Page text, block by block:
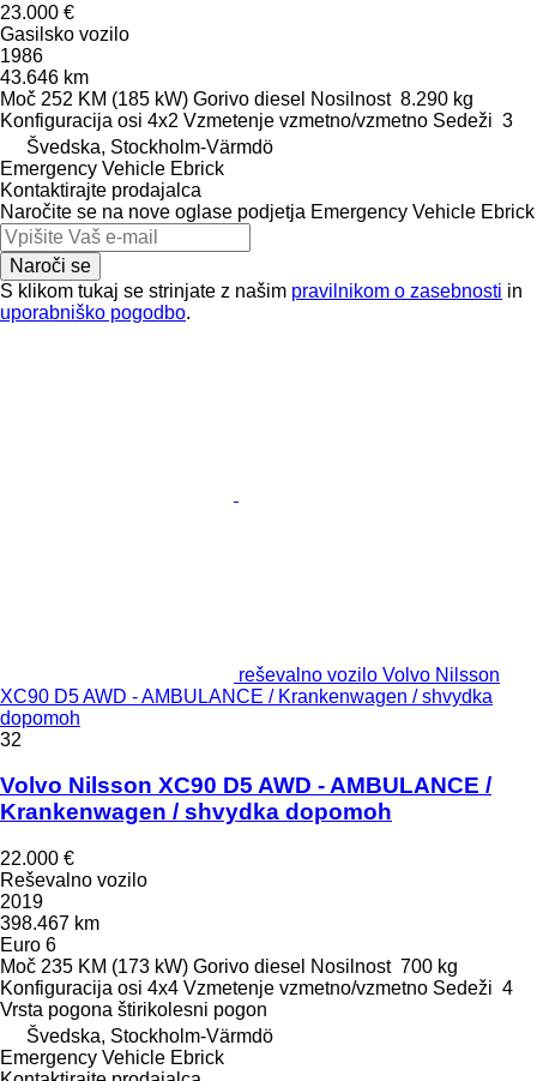
23.000 €
Gasilsko vozilo
1986
43.646 km
Moč 252 KM (185 kW) Gorivo diesel Nosilnost 8.290 kg
Konfiguracija osi 4x2 Vzmetenje vzmetno/vzmetno Sedeži 3
Švedska, Stockholm-Värmdö
Emergency Vehicle Ebrick
Kontaktirajte prodajalca
Naročite se na nove oglase podjetja Emergency Vehicle Ebrick
Naroči se
S klikom tukaj se strinjate z našim pravilnikom o zasebnosti in
uporabniško pogodbo.
reševalno vozilo Volvo Nilsson
XC90 D5 AWD - AMBULANCE / Krankenwagen / shvydka
dopomoh
32
Volvo Nilsson XC90 D5 AWD - AMBULANCE /
Krankenwagen / shvydka dopomoh
22.000 €
Reševalno vozilo
2019
398.467 km
Euro 6
Moč 235 KM (173 kW) Gorivo diesel Nosilnost 700 kg
Konfiguracija osi 4x4 Vzmetenje vzmetno/vzmetno Sedeži 4
Vrsta pogona štirikolesni pogon
Švedska, Stockholm-Värmdö
Emergency Vehicle Ebrick